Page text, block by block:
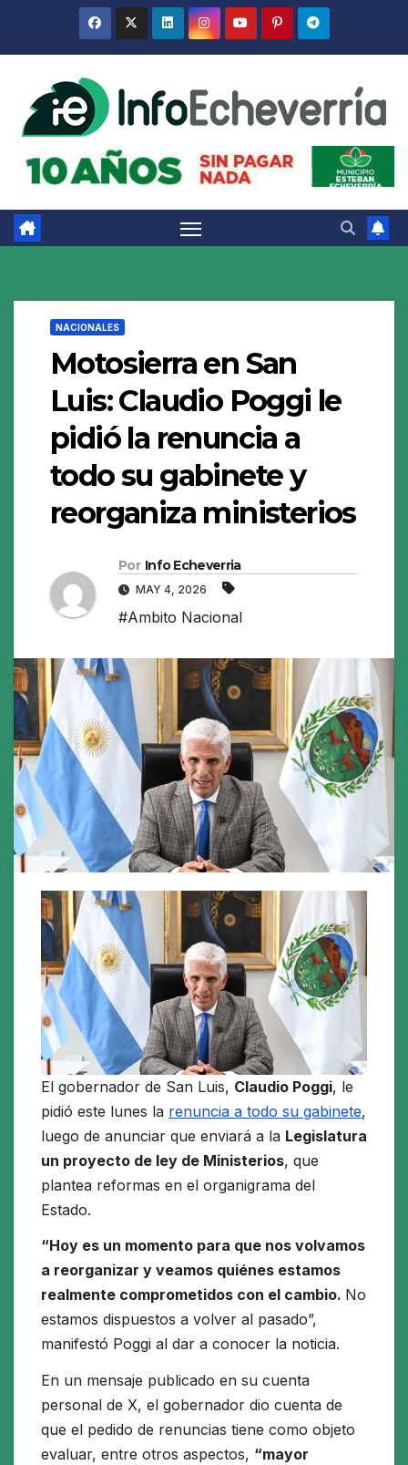
NACIONALES
Motosierra en San
Luis: Claudio Poggi le
pidió la renuncia a
todo su gabinete y
reorganiza ministerios
Por Info Echeverria
MAY 4, 2026
#Ambito Nacional
El gobernador de San Luis, Claudio Poggi, le
pidió este lunes la renuncia a todo su gabinete,
luego de anunciar que enviará a la Legislatura
un proyecto de ley de Ministerios, que
plantea reformas en el organigrama del
Estado.
“Hoy es un momento para que nos volvamos
a reorganizar y veamos quiénes estamos
realmente comprometidos con el cambio. No
estamos dispuestos a volver al pasado”,
manifestó Poggi al dar a conocer la noticia.
En un mensaje publicado en su cuenta
personal de X, el gobernador dio cuenta de
que el pedido de renuncias tiene como objeto
evaluar, entre otros aspectos, “mayor